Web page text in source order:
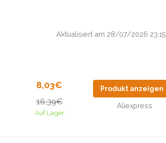
Aktualisiert am 28/07/2026 23:15
8,03€
16,39€
Auf Lager
Produkt anzeigen
Aliexpress